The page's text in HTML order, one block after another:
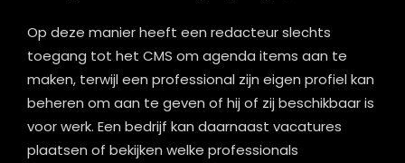
Op deze manier heeft een redacteur slechts
toegang tot het CMS om agenda items aan te
maken, terwijl een professional zijn eigen profiel kan
beheren om aan te geven of hij of zij beschikbaar is
voor werk. Een bedrijf kan daarnaast vacatures
plaatsen of bekijken welke professionals